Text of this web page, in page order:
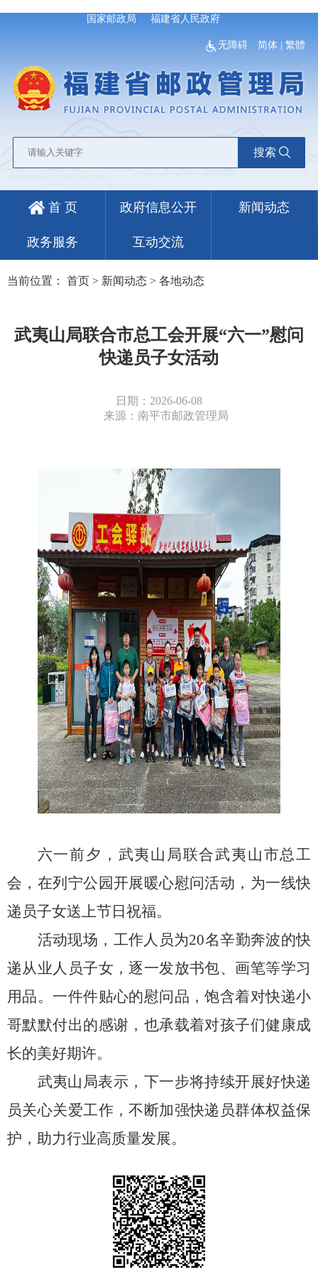
国家邮政局 福建省人民政府
无障碍 简体 |繁體
搜索
首 页 政府信息公开 新闻动态
政务服务 互动交流
当前位置： 首页 > 新闻动态 > 各地动态
武夷山局联合市总工会开展“六一”慰问
快递员子女活动
日期：2026-06-08
来源：南平市邮政管理局
六一前夕 ，武夷山局联合武夷山市总工
会，在列宁公园开展暖心慰问活动，为一线快
递员子女送上节日祝福。
活动现场，工作人员为20名辛勤奔波的快
递从业人员子女，逐一发放书包、画笔等学习
用品。一件件贴心的慰问品，饱含着对快递小
哥默默付出的感谢，也承载着对孩子们健康成
长的美好期许。
武夷山局表示，下一步将持续开展好快递
员关心关爱工作，不断加强快递员群体权益保
护，助力行业高质量发展。